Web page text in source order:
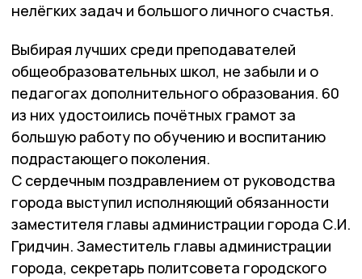
нелёгких задач и большого личного счастья.
Выбирая лучших среди преподавателей
общеобразовательных школ, не забыли и о
педагогах дополнительного образования. 60
из них удостоились почётных грамот за
большую работу по обучению и воспитанию
подрастающего поколения.
С сердечным поздравлением от руководства
города выступил исполняющий обязанности
заместителя главы администрации города С.И.
Гридчин. Заместитель главы администрации
города, секретарь политсовета городского